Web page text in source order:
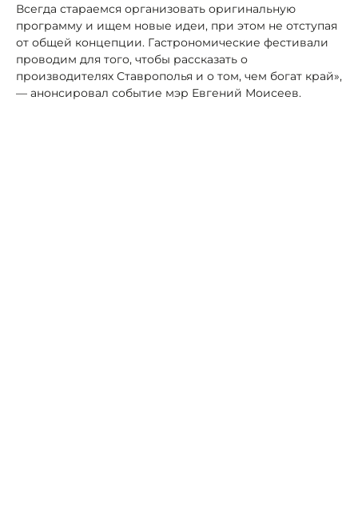
Всегда стараемся организовать оригинальную
программу и ищем новые идеи, при этом не отступая
от общей концепции. Гастрономические фестивали
проводим для того, чтобы рассказать о
производителях Ставрополья и о том, чем богат край»,
— анонсировал событие мэр Евгений Моисеев.